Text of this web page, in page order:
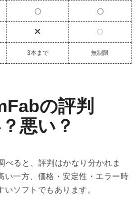
◯ ◯
〇
3本まで 無制限
の評判
悪い？
べると、評判はかなり分かれま
い一方、価格・安定性・エラー時
ソフトでもあります。